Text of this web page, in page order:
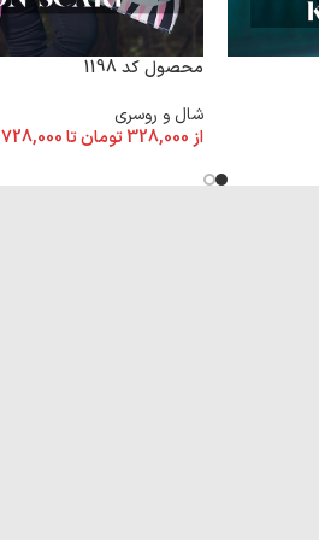
محصول کد 1198
شال و روسری
از 328,000تومانتا728,000